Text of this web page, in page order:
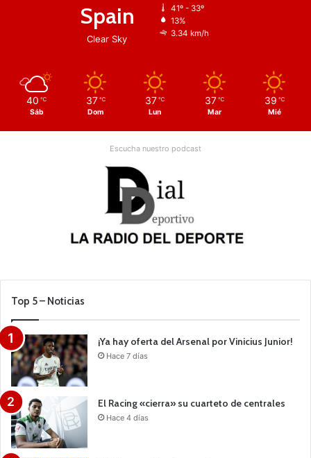
Spain
Clear Sky
41º - 33º
13%
3.34 km/h
40 ℃
Sáb
37 ℃
Dom
37 ℃
Lun
37 ℃
Mar
39 ℃
Mié
Escucha nuestro podcast
Top 5 – Noticias
¡Ya hay oferta del Arsenal por Vinicius Junior!
Hace 7 días
El Racing «cierra» su cuarteto de centrales
Hace 4 días